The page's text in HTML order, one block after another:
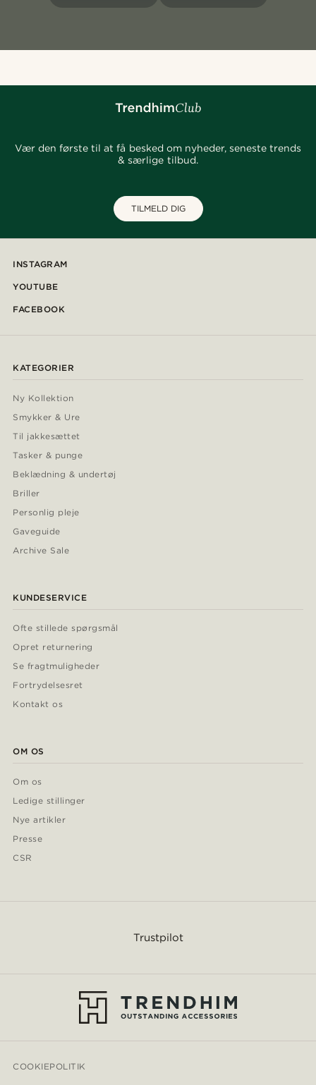
Vær den første til at få besked om nyheder, seneste trends
& særlige tilbud.
TILMELD DIG
INSTAGRAM
YOUTUBE
FACEBOOK
KATEGORIER
Ny Kollektion
Smykker & Ure
Til jakkesættet
Tasker & punge
Beklædning & undertøj
Briller
Personlig pleje
Gaveguide
Archive Sale
KUNDESERVICE
Ofte stillede spørgsmål
Opret returnering
Se fragtmuligheder
Fortrydelsesret
Kontakt os
OM OS
Om os
Ledige stillinger
Nye artikler
Presse
CSR
Trustpilot
COOKIEPOLITIK